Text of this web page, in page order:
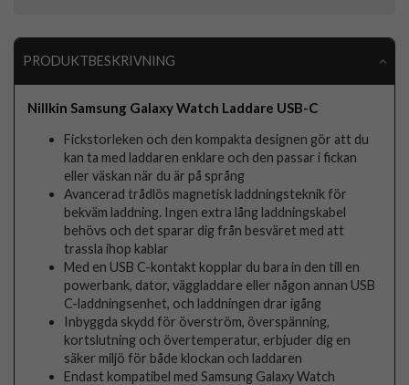
PRODUKTBESKRIVNING
Nillkin Samsung Galaxy Watch Laddare USB-C
Fickstorleken och den kompakta designen gör att du
kan ta med laddaren enklare och den passar i fickan
eller väskan när du är på språng
Avancerad trådlös magnetisk laddningsteknik för
bekväm laddning. Ingen extra lång laddningskabel
behövs och det sparar dig från besväret med att
trassla ihop kablar
Med en USB C-kontakt kopplar du bara in den till en
powerbank, dator, väggladdare eller någon annan USB
C-laddningsenhet, och laddningen drar igång
Inbyggda skydd för överström, överspänning,
kortslutning och övertemperatur, erbjuder dig en
säker miljö för både klockan och laddaren
Endast kompatibel med Samsung Galaxy Watch